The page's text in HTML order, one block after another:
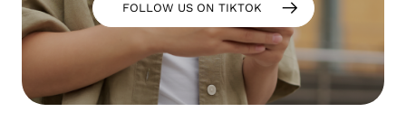
FOLLOW US ON TIKTOK